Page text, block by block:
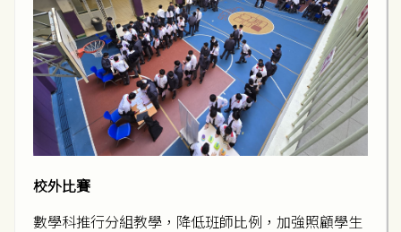
校外比賽
數學科推行分組教學，降低班師比例，加強照顧學生